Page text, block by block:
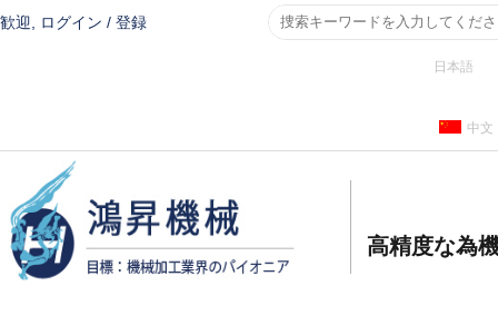
歓迎, ログイン / 登録
日本語
中文
高精度な為